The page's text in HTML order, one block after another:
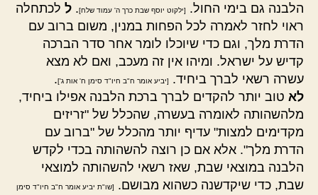
הלבנה גם בימי החול.
[ילקוט יוסף שבת כרך ה' עמוד שלח]. ל לכתחלה
ראוי לחזר לאמרה לכל הפחות במנין, משום ברוב עם
הדרת מלך, וגם כדי שיוכלו לומר אחר סדר הברכה
קדיש על ישראל. ומיהו אין זה מעכב, ואם לא מצא
עשרה רשאי לברך ביחיד.
[יביע אומר ח"ב חיו"ד סימן ח' אות ג'].
לא טוב יותר להקדים לברך ברכת הלבנה אפילו ביחיד,
מלהשהותה לאומרה בעשרה, שהכלל של "זריזים
מקדימים למצות" עדיף יותר מהכלל של "ברוב עם
הדרת מלך". אלא אם כן רוצה להשהותה בכדי לקדש
הלבנה במוצאי שבת, שאז רשאי להשהותה למוצאי
שבת, כדי שיקדשנה כשהוא מבושם.
[שו"ת יביע אומר ח"ב חיו"ד סימן